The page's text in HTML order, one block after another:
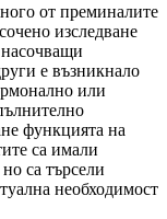
от преминалите
изследване
е възникнало
или
функцията на
са имали
са търсели
необходимост